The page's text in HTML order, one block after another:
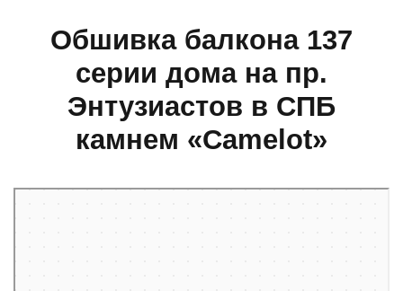
Обшивка балкона 137
серии дома на пр.
Энтузиастов в СПБ
камнем «Camelot»